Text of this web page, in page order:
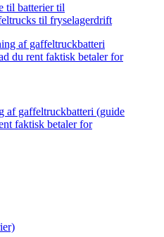
til batterier til
til fryselagerdrift
af gaffeltruckbatteri (guide
faktisk betaler for